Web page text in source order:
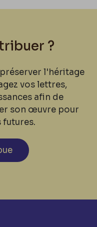
?
l'héritage
vos lettres,
afin de
son œuvre pour
futures.